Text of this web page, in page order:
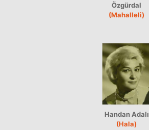
Özgürdal
(Mahalleli)
Handan Adalı
(Hala)